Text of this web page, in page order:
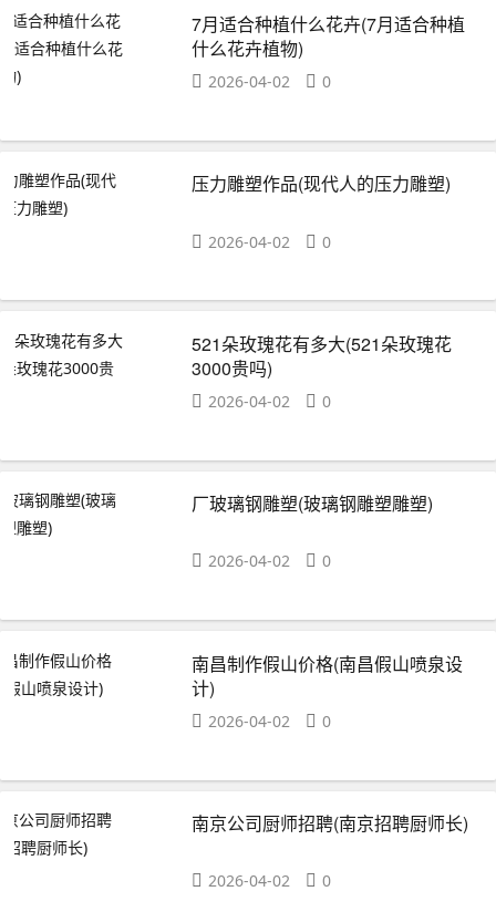
7月适合种植什么花卉(7月适合种植
什么花卉植物)
2026-04-02 0
压力雕塑作品(现代人的压力雕塑)
2026-04-02 0
521朵玫瑰花有多大(521朵玫瑰花
3000贵吗)
2026-04-02 0
厂玻璃钢雕塑(玻璃钢雕塑雕塑)
2026-04-02 0
南昌制作假山价格(南昌假山喷泉设
计)
2026-04-02 0
南京公司厨师招聘(南京招聘厨师长)
2026-04-02 0